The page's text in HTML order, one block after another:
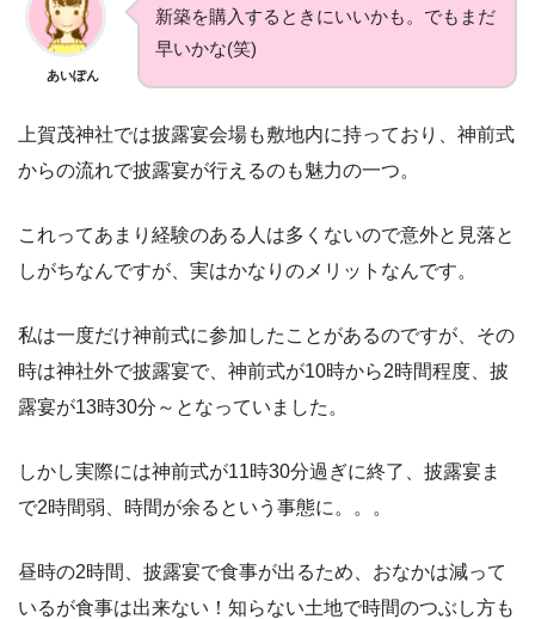
あいぽん
新築を購入するときにいいかも。でもまだ
早いかな(笑)
上賀茂神社では披露宴会場も敷地内に持っており、神前式
からの流れで披露宴が行えるのも魅力の一つ。
これってあまり経験のある人は多くないので意外と見落と
しがちなんですが、実はかなりのメリットなんです。
私は一度だけ神前式に参加したことがあるのですが、その
時は神社外で披露宴で、神前式が10時から2時間程度、披
露宴が13時30分～となっていました。
しかし実際には神前式が11時30分過ぎに終了、披露宴ま
で2時間弱、時間が余るという事態に。。。
昼時の2時間、披露宴で食事が出るため、おなかは減って
いるが食事は出来ない！知らない土地で時間のつぶし方も